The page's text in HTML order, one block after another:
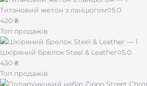
Догляд
Протирайте браслет м’якою сухою
Комплектація
Титановий жетон з ланцюгом
5.0
420 ₴
Топ продажів
Шкіряний брелок Steel & Leather
5.0
430 ₴
Топ продажів